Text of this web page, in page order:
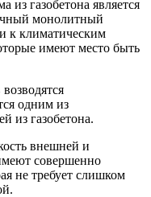
газобетона является
монолитный
к климатическим
имеют место быть
одним из
из газобетона.
внешней и
совершенно
не требует слишком